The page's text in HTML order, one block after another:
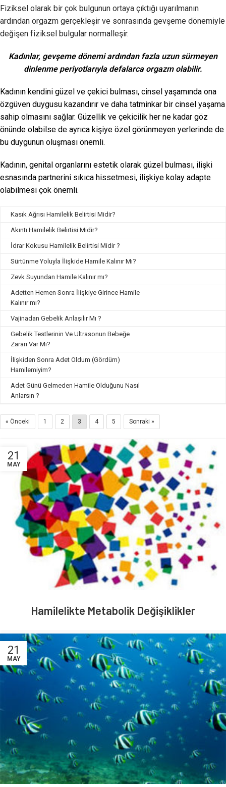
Fiziksel olarak bir çok bulgunun ortaya çıktığı uyarılmanın
ardından orgazm gerçekleşir ve sonrasında gevşeme dönemiyle
değişen fiziksel bulgular normalleşir.
Kadınlar, gevşeme dönemi ardından fazla uzun sürmeyen
dinlenme periyotlarıyladefalarca orgazm olabilir.
Kadının kendini güzel ve çekici bulması, cinsel yaşamında ona
özgüven duygusu kazandırır ve daha tatminkar bir cinsel yaşama
sahip olmasını sağlar. Güzellik ve çekicilik her ne kadar göz
önünde olabilse de ayrıca kişiye özel görünmeyen yerlerinde de
bu duygunun oluşması önemli.
Kadının, genital organlarını estetik olarak güzel bulması, ilişki
esnasında partnerini sıkıca hissetmesi, ilişkiye kolay adapte
olabilmesi çok önemli.
Kasık Ağrısı Hamilelik Belirtisi Midir?
Akıntı Hamilelik Belirtisi Midir?
İdrar Kokusu Hamilelik Belirtisi Midir ?
Sürtünme Yoluyla İlişkide Hamile Kalınır Mı?
Zevk Suyundan Hamile Kalınır mı?
Adetten Hemen Sonra İlişkiye Girince Hamile
Kalınır mı?
Vajinadan Gebelik Anlaşılır Mı ?
Gebelik Testlerinin Ve Ultrasonun Bebeğe
Zararı Var Mı?
İlişkiden Sonra Adet Oldum (Gördüm)
Hamilemiyim?
Adet Günü Gelmeden Hamile Olduğunu Nasıl
Anlarsın ?
« Önceki 1 2 3 4 5 Sonraki »
21
MAY
Hamilelikte Metabolik Değişiklikler
21
MAY